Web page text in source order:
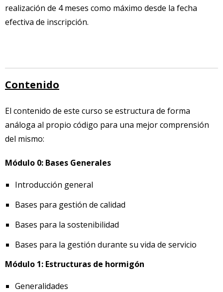
realización de 4 meses como máximo desde la fecha
efectiva de inscripción.
Contenido
El contenido de este curso se estructura de forma
análoga al propio código para una mejor comprensión
del mismo:
Módulo 0: Bases Generales
Introducción general
Bases para gestión de calidad
Bases para la sostenibilidad
Bases para la gestión durante su vida de servicio
Módulo 1: Estructuras de hormigón
Generalidades